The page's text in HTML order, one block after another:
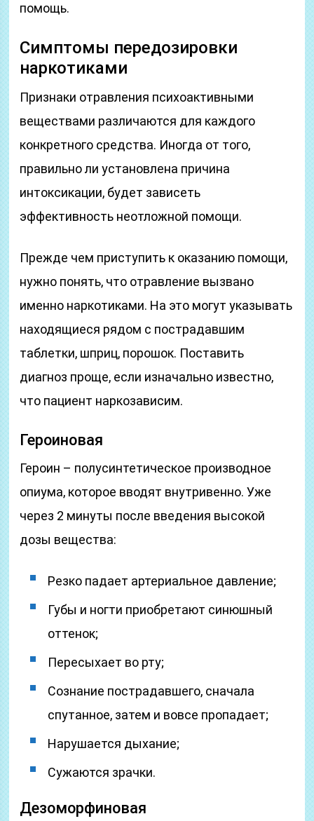
помощь.
Симптомы передозировки
наркотиками
Признаки отравления психоактивными
веществами различаются для каждого
конкретного средства. Иногда от того,
правильно ли установлена причина
интоксикации, будет зависеть
эффективность неотложной помощи.
Прежде чем приступить к оказанию помощи,
нужно понять, что отравление вызвано
именно наркотиками. На это могут указывать
находящиеся рядом с пострадавшим
таблетки, шприц, порошок. Поставить
диагноз проще, если изначально известно,
что пациент наркозависим.
Героиновая
Героин – полусинтетическое производное
опиума, которое вводят внутривенно. Уже
через 2 минуты после введения высокой
дозы вещества:
Резко падает артериальное давление;
Губы и ногти приобретают синюшный
оттенок;
Пересыхает во рту;
Сознание пострадавшего, сначала
спутанное, затем и вовсе пропадает;
Нарушается дыхание;
Сужаются зрачки.
Дезоморфиновая